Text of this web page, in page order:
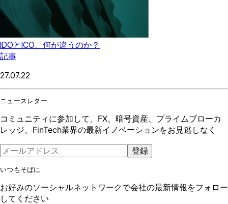
IDOとICO、何が違うのか？
記事
27.07.22
ニュースレター
コミュニティに参加して、FX、暗号資産、プライムブローカ
レッジ、FinTech業界の最新イノベーションをお見逃しなく
登録
いつもそばに
お好みのソーシャルネットワークで会社の最新情報をフォロー
してください